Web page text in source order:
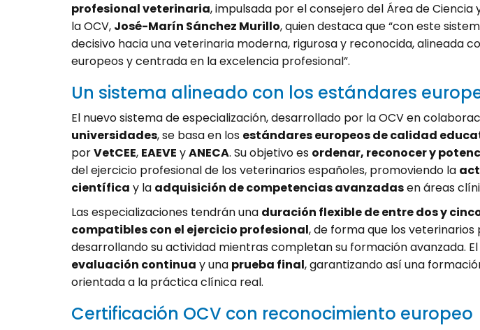
profesional veterinaria, impulsada por el consejero del Área de Ciencia
la OCV, José-Marín Sánchez Murillo, quien destaca que “con este
decisivo hacia una veterinaria moderna, rigurosa y reconocida, alineada
europeos y centrada en la excelencia profesional”.
Un sistema alineado con los estándares
El nuevo sistema de especialización, desarrollado por la OCV en
universidades, se basa en los estándares europeos de calidad
porVetCEE, EAEVE yANECA. Su objetivo es ordenar, reconocer y
del ejercicio profesional de los veterinarios españoles, promoviendo la
científica y la adquisición de competencias avanzadasen áreas
Las especializaciones tendrán una duración flexible de entre dos y
compatibles con el ejercicio profesional, de forma que los veterinarios
desarrollando su actividad mientras completan su formación avanzada.
evaluación continua y una prueba final, garantizando así una
orientada a la práctica clínica real.
Certificación OCV con reconocimiento europeo